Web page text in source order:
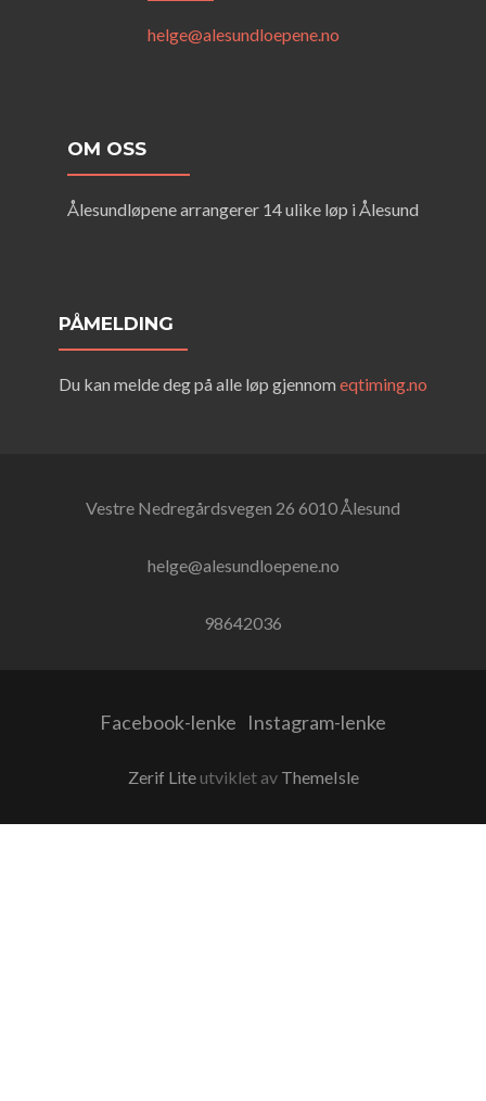
helge@alesundloepene.no
OM OSS
Ålesundløpene arrangerer 14 ulike løp i Ålesund
PÅMELDING
Du kan melde deg på alle løp gjennom eqtiming.no
Vestre Nedregårdsvegen 26 6010 Ålesund
helge@alesundloepene.no
98642036
Facebook-lenke Instagram-lenke
Zerif Liteutviklet av ThemeIsle